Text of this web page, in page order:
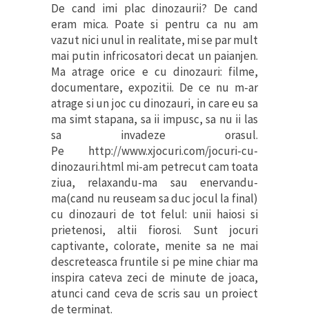
De cand imi plac dinozaurii? De cand
eram mica. Poate si pentru ca nu am
vazut nici unul in realitate, mi se par mult
mai putin infricosatori decat un paianjen.
Ma atrage orice e cu dinozauri: filme,
documentare, expozitii. De ce nu m-ar
atrage si un joc cu dinozauri, in care eu sa
ma simt stapana, sa ii impusc, sa nu ii las
sa invadeze orasul.
Pe http://www.xjocuri.com/jocuri-cu-
dinozauri.html mi-am petrecut cam toata
ziua, relaxandu-ma sau enervandu-
ma(cand nu reuseam sa duc jocul la final)
cu dinozauri de tot felul: unii haiosi si
prietenosi, altii fiorosi. Sunt jocuri
captivante, colorate, menite sa ne mai
descreteasca fruntile si pe mine chiar ma
inspira cateva zeci de minute de joaca,
atunci cand ceva de scris sau un proiect
de terminat.